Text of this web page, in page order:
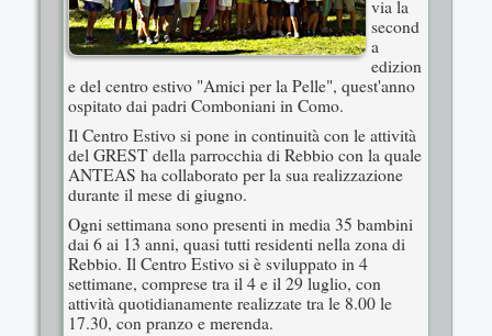
via la
second
a
edizion
e del centro estivo "Amici per la Pelle", quest'anno
ospitato dai padri Comboniani in Como.
Il Centro Estivo si pone in continuità con le attività
del GREST della parrocchia di Rebbio con la quale
ANTEAS ha collaborato per la sua realizzazione
durante il mese di giugno.
Ogni settimana sono presenti in media 35 bambini
dai 6 ai 13 anni, quasi tutti residenti nella zona di
Rebbio. Il Centro Estivo si è sviluppato in 4
settimane, comprese tra il 4 e il 29 luglio, con
attività quotidianamente realizzate tra le 8.00 le
17.30, con pranzo e merenda.